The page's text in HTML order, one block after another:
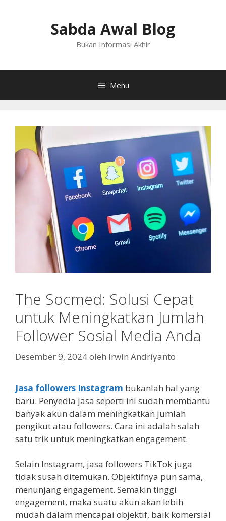
Sabda Awal Blog
Bukan Informasi Akhir
Menu
The Socmed: Solusi Cepat
untuk Meningkatkan Jumlah
Follower Sosial Media Anda
Desember 9, 2024oleh Irwin Andriyanto
Jasa followers Instagram bukanlah hal yang
baru. Penyedia jasa seperti ini sudah membantu
banyak akun dalam meningkatkan jumlah
pengikut atau followers. Cara ini adalah salah
satu trik untuk meningkatkan engagement.
Selain Instagram, jasa followers TikTok juga
tidak susah ditemukan. Objektifnya pun sama,
menunjang engagement. Semakin tinggi
engagement, maka suatu akun akan lebih
mudah dalam mencapai objektif, baik komersial